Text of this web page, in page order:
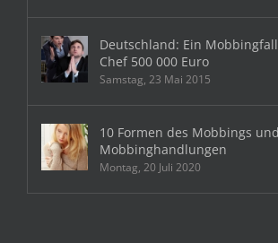
Deutschland: Ein
Chef 500 000 Euro
Samstag, 23 Mai 2015
10 Formen des Mobbings
Mobbinghandlungen
Montag, 20 Juli 2020